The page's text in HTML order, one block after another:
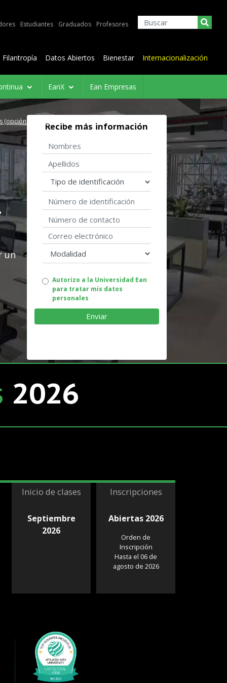
Estudiantes Graduados Profesores
Filantropía Datos Abiertos Bienestar Internacionalización
EanX Ean Empresas
2026
(opción de doble grado)
un
Recibe más información
Nombres
Apellidos
Tipo de identificación
Número de identificación
Número de contacto
Correo electrónico
modalidad
Autorizo
uso
Autorizo a la Universidad Ean
para tratar mis datos
personales
Inicio de clases
Septiembre
2026
Inscripciones
Abiertas 2026
Orden de
Inscripción
Hasta el 06 de
agosto de 2026